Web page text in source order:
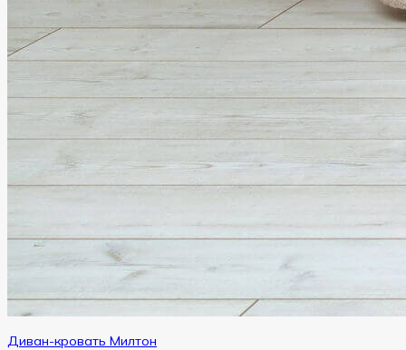
Диван-кровать Милтон